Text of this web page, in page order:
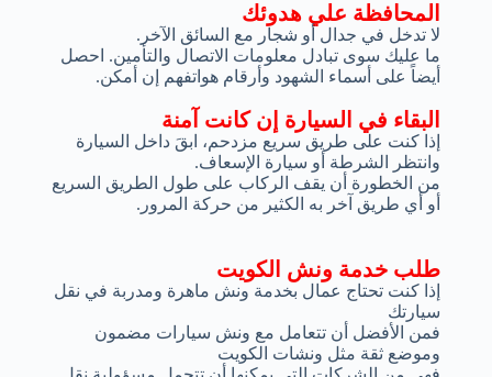
البقاء في السيارة إن كانت آمنة
إذا كنت على طريق سريع مزدحم، ابقَ داخل السيارة
وانتظر الشرطة أو سيارة الإسعاف.
من الخطورة أن يقف الركاب على طول الطريق السريع
أو أي طريق آخر به الكثير من حركة المرور.
المحافظة علي هدوئك
لا تدخل في جدال أو شجار مع السائق الآخر.
ما عليك سوى تبادل معلومات الاتصال والتأمين. احصل
أيضاً على أسماء الشهود وأرقام هواتفهم إن أمكن.
طلب خدمة ونش الكويت
إذا كنت تحتاج عمال بخدمة ونش ماهرة ومدربة في نقل
سيارتك
فمن الأفضل أن تتعامل مع ونش سيارات مضمون
وموضع ثقة مثل ونشات الكويت